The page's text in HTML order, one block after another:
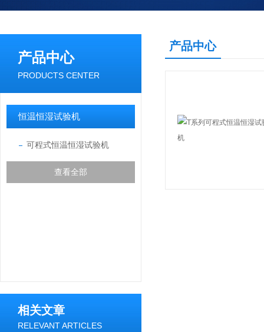
产品中心
PRODUCTS CENTER
恒温恒湿试验机
可程式恒温恒湿试验机
查看全部
相关文章
RELEVANT ARTICLES
产品中心